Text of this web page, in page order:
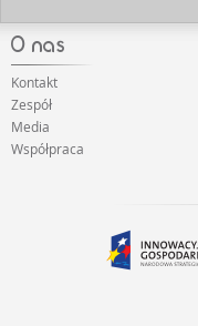
Kontakt
Zespół
Media
Współpraca